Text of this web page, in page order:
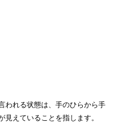
われる状態は、手のひらから手
見えていることを指します。